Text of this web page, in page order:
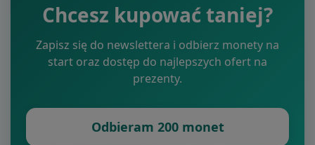
Chcesz kupować taniej?
Zapisz się do newslettera i odbierz monety na
start oraz dostęp do najlepszych ofert na
prezenty.
Odbieram 200 monet